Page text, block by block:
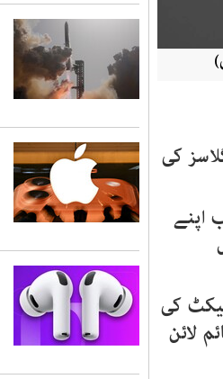
کی
اپنے
کی
لائن